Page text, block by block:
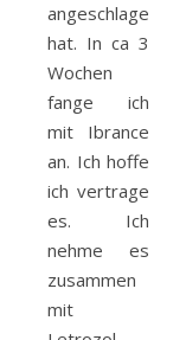
angeschlagen
hat. In ca 3
Wochen
fange ich
mit Ibrance
an. Ich hoffe
ich vertrage
es. Ich
nehme es
zusammen
mit